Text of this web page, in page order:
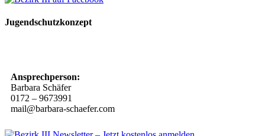
Jugendschutzkonzept
Ansprechperson:
Barbara Schäfer
0172 – 9673991
mail@barbara-schaefer.com